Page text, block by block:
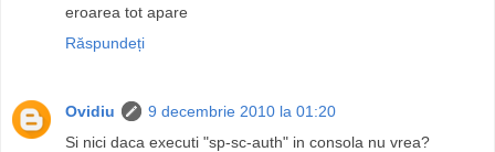
eroarea tot apare
Răspundeți
Ovidiu
9 decembrie 2010 la 01:20
Si nici daca executi "sp-sc-auth" in consola nu vrea?